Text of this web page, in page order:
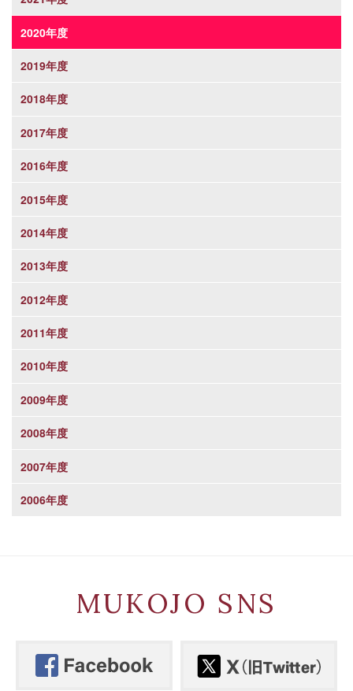
2020年度
2019年度
2018年度
2017年度
2016年度
2015年度
2014年度
2013年度
2012年度
2011年度
2010年度
2009年度
2008年度
2007年度
2006年度
MUKOJO SNS